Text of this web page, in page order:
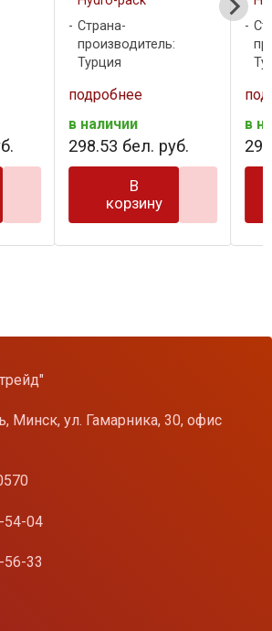
Страна-
производитель:
Турция
подробнее
в наличии
298.53 бел. руб.
В
корзину
в
298
Минск, ул. Гамарника, 30, офис
54-04
56-33